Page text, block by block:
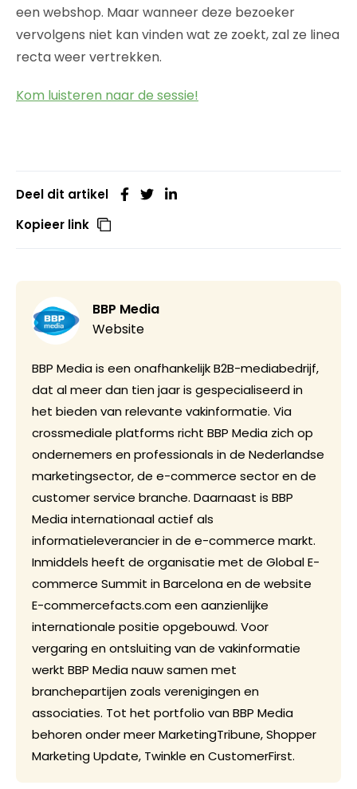
een webshop. Maar wanneer deze bezoeker
vervolgens niet kan vinden wat ze zoekt, zal ze linea
recta weer vertrekken.
Kom luisteren naar de sessie!
Deel dit artikel
Kopieer link
BBP Media
Website
BBP Media is een onafhankelijk B2B-mediabedrijf,
dat al meer dan tien jaar is gespecialiseerd in
het bieden van relevante vakinformatie. Via
crossmediale platforms richt BBP Media zich op
ondernemers en professionals in de Nederlandse
marketingsector, de e-commerce sector en de
customer service branche. Daarnaast is BBP
Media internationaal actief als
informatieleverancier in de e-commerce markt.
Inmiddels heeft de organisatie met de Global E-
commerce Summit in Barcelona en de website
E-commercefacts.com een aanzienlijke
internationale positie opgebouwd. Voor
vergaring en ontsluiting van de vakinformatie
werkt BBP Media nauw samen met
branchepartijen zoals verenigingen en
associaties. Tot het portfolio van BBP Media
behoren onder meer MarketingTribune, Shopper
Marketing Update, Twinkle en CustomerFirst.